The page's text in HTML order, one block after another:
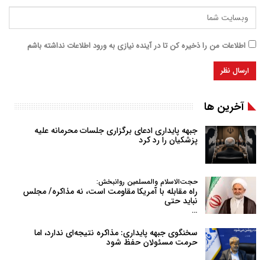
اطلاعات من را ذخیره کن تا در آینده نیازی به ورود اطلاعات نداشته باشم
آخرین ها
جبهه پایداری ادعای برگزاری جلسات محرمانه علیه
پزشکیان را رد کرد
حجت‌الاسلام والمسلمین روانبخش:
راه مقابله با آمریکا مقاومت است، نه مذاکره/ مجلس
نباید حتی
…
سخنگوی جبهه پایداری: مذاکره نتیجه‌ای ندارد، اما
حرمت مسئولان حفظ شود